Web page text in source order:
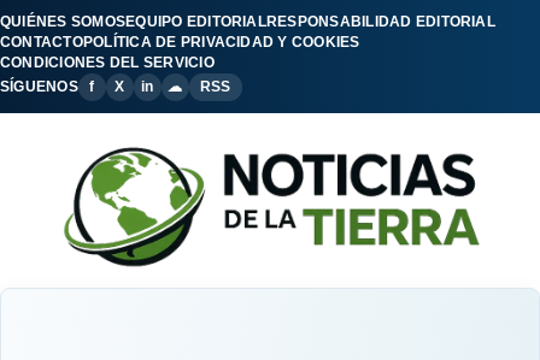
QUIÉNES SOMOSEQUIPO EDITORIALRESPONSABILIDAD EDITORIAL
CONTACTOPOLÍTICA DE PRIVACIDAD Y COOKIES
CONDICIONES DEL SERVICIO
SÍGUENOS
f X in ☁ RSS